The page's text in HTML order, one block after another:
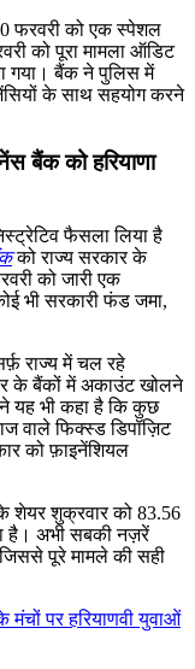
फरवरी को एक स्पेशल
को पूरा मामला ऑडिट
गया। बैंक ने पुलिस में
के साथ सहयोग करने
बैंक को हरियाणा
फैसला लिया है
को राज्य सरकार के
को जारी एक
भी सरकारी फंड जमा,
राज्य में चल रहे
के बैंकों में अकाउंट खोलने
यह भी कहा है कि कुछ
वाले फिक्स्ड डिपॉज़िट
को फ़ाइनेंशियल
शेयर शुक्रवार को 83.56
है। अभी सबकी नज़रें
पूरे मामले की सही
मंचों पर हरियाणवी युवाओं